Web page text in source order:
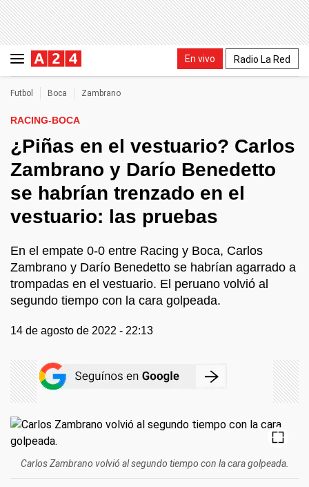
En vivo Radio La Red
Futbol Boca Zambrano
RACING-BOCA
¿Piñas en el vestuario? Carlos
Zambrano y Darío Benedetto
se habrían trenzado en el
vestuario: las pruebas
En el empate 0-0 entre Racing y Boca, Carlos
Zambrano y Darío Benedetto se habrían agarrado a
trompadas en el vestuario. El peruano volvió al
segundo tiempo con la cara golpeada.
14 de agosto de 2022 - 22:13
Carlos Zambrano volvió al segundo tiempo con la cara golpeada.